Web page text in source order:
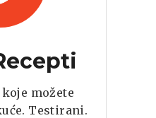
možete
Testirani.